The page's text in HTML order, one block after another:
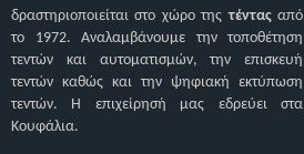
δραστηριοποιείται στο χώρο τηςτένταςαπό
το 1972. Αναλαμβάνουμε την τοποθέτηση
τεντών και αυτοματισμών, την επισκευή
τεντών καθώς και την ψηφιακή εκτύπωση
τεντών. H επιχείρησή μας εδρεύει στα
Κουφάλια.